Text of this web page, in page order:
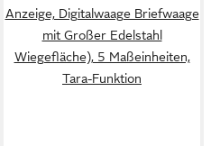
Anzeige, Digitalwaage Briefwaage
mit Großer Edelstahl
Wiegefläche), 5 Maßeinheiten,
Tara-Funktion